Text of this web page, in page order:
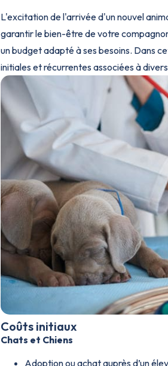
L'excitation de l'arrivée d'un nouvel
garantir le bien-être de votre
un budget adapté à ses besoins. Dans
initiales et récurrentes associées à
Coûts initiaux
Chats et Chiens
Adoption ou achat auprès d’un